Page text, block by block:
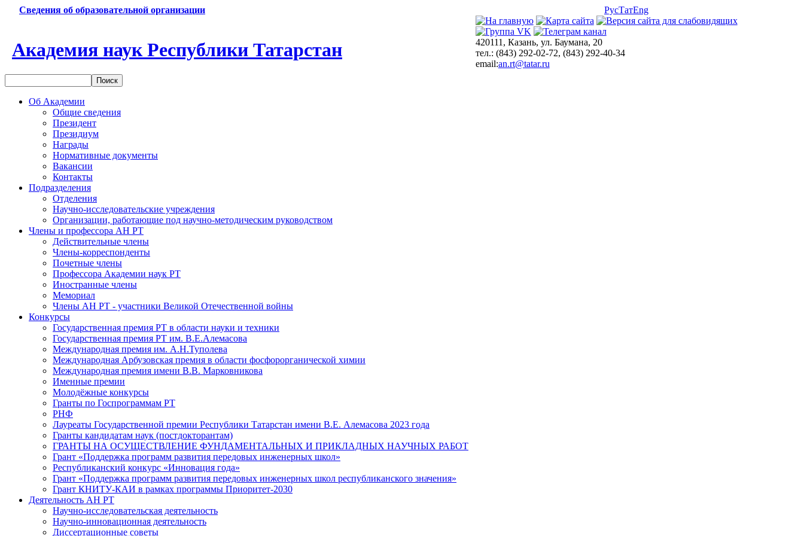
Сведения об образовательной организации РусТатEng
Академия наук Республики Татарстан
420111, Казань, ул. Баумана, 20
тел.: (843) 292-02-72, (843) 292-40-34
email:an.rt@tatar.ru
Об Академии
Общие сведения
Президент
Президиум
Награды
Нормативные документы
Вакансии
Контакты
Подразделения
Отделения
Научно-исследовательские учреждения
Организации, работающие под научно-методическим руководством
Члены и профессора АН РТ
Действительные члены
Члены-корреспонденты
Почетные члены
Профессора Академии наук РТ
Иностранные члены
Мемориал
Члены АН РТ - участники Великой Отечественной войны
Конкурсы
Государственная премия РТ в области науки и техники
Государственная премия РТ им. В.Е.Алемасова
Международная премия им. А.Н.Туполева
Международная Арбузовская премия в области фосфорорганической химии
Международная премия имени В.В. Марковникова
Именные премии
Молодёжные конкурсы
Гранты по Госпрограммам РТ
РНФ
Лауреаты Государственной премии Республики Татарстан имени В.Е. Алемасова 2023 года
Гранты кандидатам наук (постдокторантам)
ГРАНТЫ НА ОСУЩЕСТВЛЕНИЕ ФУНДАМЕНТАЛЬНЫХ И ПРИКЛАДНЫХ НАУЧНЫХ РАБОТ
Грант «Поддержка программ развития передовых инженерных школ»
Республиканский конкурс «Инновация года»
Грант «Поддержка программ развития передовых инженерных школ республиканского значения»
Грант КНИТУ-КАИ в рамках программы Приоритет-2030
Деятельность АН РТ
Научно-исследовательская деятельность
Научно-инновационная деятельность
Диссертационные советы